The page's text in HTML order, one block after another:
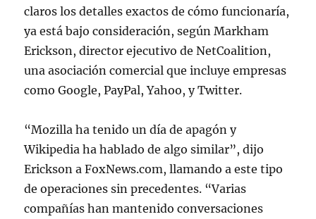
claros los detalles exactos de cómo funcionaría,
ya está bajo consideración, según Markham
Erickson, director ejecutivo de NetCoalition,
una asociación comercial que incluye empresas
como Google, PayPal, Yahoo, y Twitter.
“Mozilla ha tenido un día de apagón y
Wikipedia ha hablado de algo similar”, dijo
Erickson a FoxNews.com, llamando a este tipo
de operaciones sin precedentes. “Varias
compañías han mantenido conversaciones